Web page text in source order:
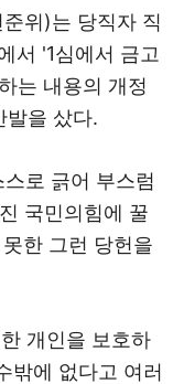
위)는 당직자 직
서 '1심에서 금고
는 내용의 개정
발을 샀다.
로 긁어 부스럼
국민의힘에 꿀
한 그런 당헌을
개인을 보호하
밖에 없다고 여러